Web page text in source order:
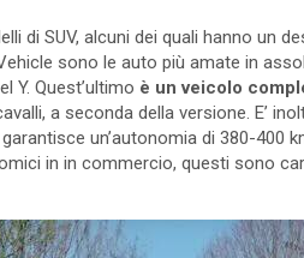
SUV, alcuni dei quali hanno un
sono le auto più amate in
Y. Quest’ultimo è un veicolo
a seconda della versione. E’
un’autonomia di 380-400
in in commercio, questi sono